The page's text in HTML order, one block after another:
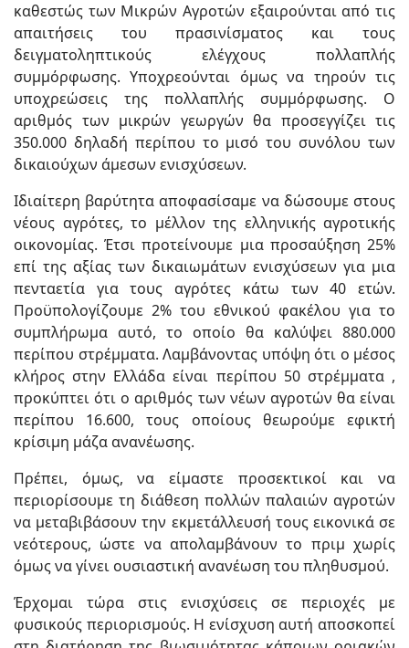
καθεστώς των Μικρών Αγροτών εξαιρούνται από τις
απαιτήσεις του πρασινίσματος και τους
δειγματοληπτικούς ελέγχους πολλαπλής
συμμόρφωσης. Υποχρεούνται όμως να τηρούν τις
υποχρεώσεις της πολλαπλής συμμόρφωσης. Ο
αριθμός των μικρών γεωργών θα προσεγγίζει τις
350.000 δηλαδή περίπου το μισό του συνόλου των
δικαιούχων άμεσων ενισχύσεων.
Ιδιαίτερη βαρύτητα αποφασίσαμε να δώσουμε στους
νέους αγρότες, το μέλλον της ελληνικής αγροτικής
οικονομίας. Έτσι προτείνουμε μια προσαύξηση 25%
επί της αξίας των δικαιωμάτων ενισχύσεων για μια
πενταετία για τους αγρότες κάτω των 40 ετών.
Προϋπολογίζουμε 2% του εθνικού φακέλου για το
συμπλήρωμα αυτό, το οποίο θα καλύψει 880.000
περίπου στρέμματα. Λαμβάνοντας υπόψη ότι ο μέσος
κλήρος στην Ελλάδα είναι περίπου 50 στρέμματα ,
προκύπτει ότι ο αριθμός των νέων αγροτών θα είναι
περίπου 16.600, τους οποίους θεωρούμε εφικτή
κρίσιμη μάζα ανανέωσης.
Πρέπει, όμως, να είμαστε προσεκτικοί και να
περιορίσουμε τη διάθεση πολλών παλαιών αγροτών
να μεταβιβάσουν την εκμετάλλευσή τους εικονικά σε
νεότερους, ώστε να απολαμβάνουν το πριμ χωρίς
όμως να γίνει ουσιαστική ανανέωση του πληθυσμού.
Έρχομαι τώρα στις ενισχύσεις σε περιοχές με
φυσικούς περιορισμούς. Η ενίσχυση αυτή αποσκοπεί